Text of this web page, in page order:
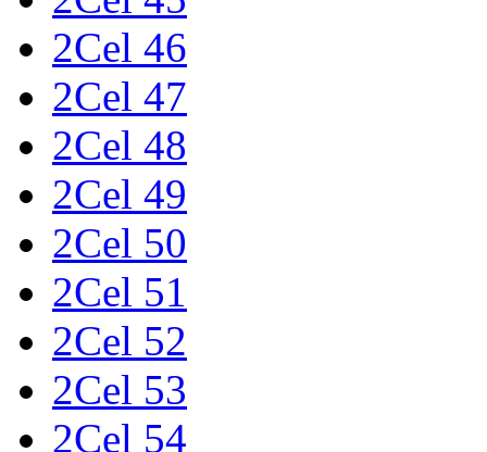
2Cel 46
2Cel 47
2Cel 48
2Cel 49
2Cel 50
2Cel 51
2Cel 52
2Cel 53
2Cel 54